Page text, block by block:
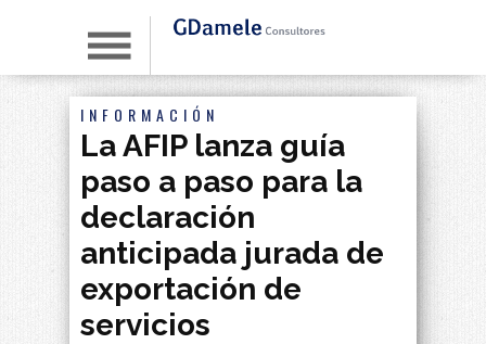
INFORMACIÓN
La AFIP lanza guía
paso a paso para la
declaración
anticipada jurada de
exportación de
servicios